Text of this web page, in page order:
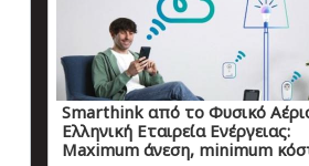
Smarthink από το Φυσικό
Ελληνική Εταιρεία Ενέργειας:
Maximum άνεση, minimum